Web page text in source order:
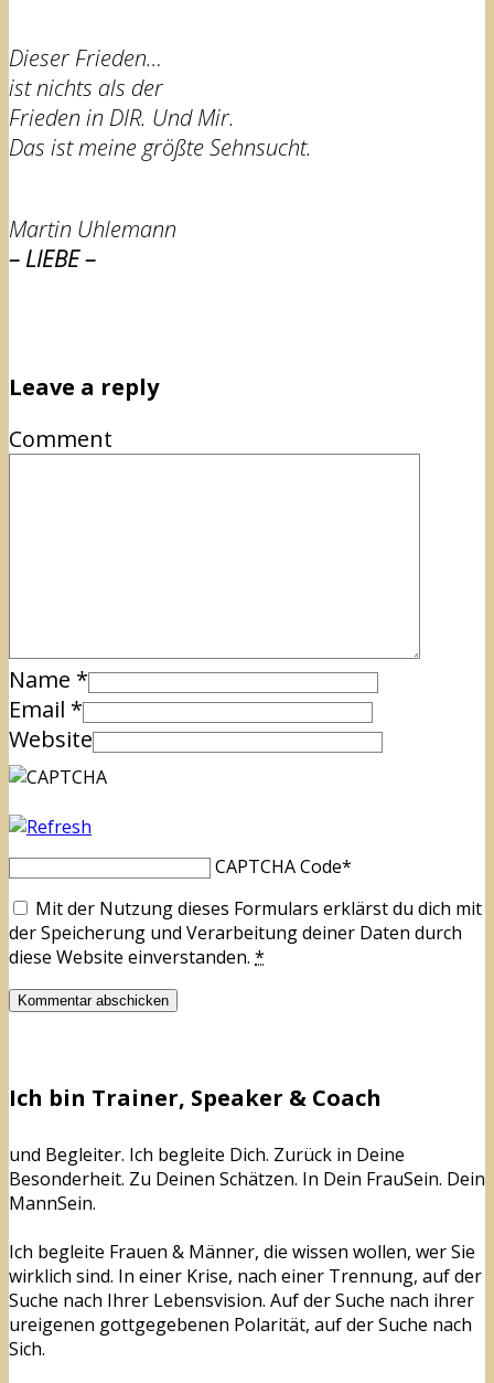
Dieser Frieden…
ist nichts als der
Frieden in DIR. Und Mir.
Das ist meine größte Sehnsucht.
Martin Uhlemann
– LIEBE –
Leave a reply
Comment
Name *
Email *
Website
CAPTCHA Code*
Mit der Nutzung dieses Formulars erklärst du dich mit
der Speicherung und Verarbeitung deiner Daten durch
diese Website einverstanden. *
Ich bin Trainer, Speaker & Coach
und Begleiter. Ich begleite Dich. Zurück in Deine
Besonderheit. Zu Deinen Schätzen. In Dein FrauSein. Dein
MannSein.
Ich begleite Frauen & Männer, die wissen wollen, wer Sie
wirklich sind. In einer Krise, nach einer Trennung, auf der
Suche nach Ihrer Lebensvision. Auf der Suche nach ihrer
ureigenen gottgegebenen Polarität, auf der Suche nach
Sich.